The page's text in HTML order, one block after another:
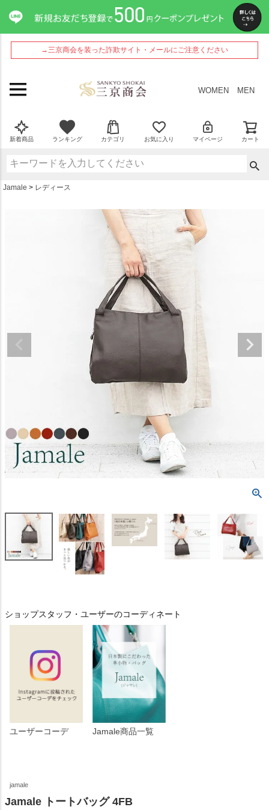
→三京商会を装った詐欺サイト・メールにご注意ください
WOMEN MEN
新着商品 ランキング カテゴリ お気に入り マイページ カート
Jamale レディース
ショップスタッフ・ユーザーのコーディネート
ユーザーコーデ Jamale商品一覧
jamale
Jamale トートバッグ 4FB
ペー
ジト
ップ
へ